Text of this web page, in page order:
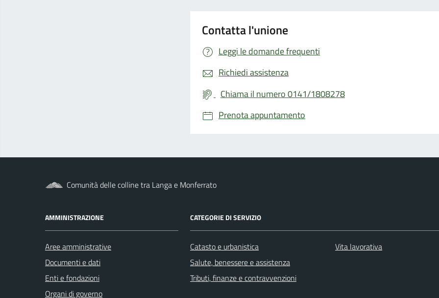
Contatta l'unione
Leggi le domande frequenti
Richiedi assistenza
Chiama il numero 0141/1808278
Prenota appuntamento
Comunità delle colline tra Langa e Monferrato
AMMINISTRAZIONE
Aree amministrative
Documenti e dati
Enti e fondazioni
Organi di governo
CATEGORIE DI SERVIZIO
Catasto e urbanistica
Salute, benessere e assistenza
Tributi, finanze e contravvenzioni
Vita lavorativa